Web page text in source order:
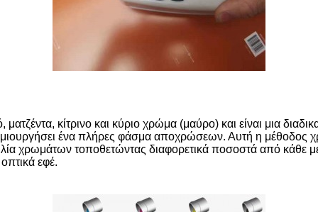
κίτρινο και κύριο χρώμα (μαύρο) και είναι μια
ένα πλήρες φάσμα αποχρώσεων. Αυτή η μέθοδος
χρωμάτων τοποθετώντας διαφορετικά ποσοστά από κάθε
εφέ.